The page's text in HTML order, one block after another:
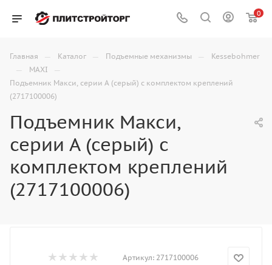
0
Главная — Каталог — Подъемные механизмы — Kessebohmer
— MAXI —
Подъемник Макси, серии А (серый) с комплектом креплений
(2717100006)
Подъемник Макси,
серии А (серый) с
комплектом креплений
(2717100006)
Артикул: 2717100006